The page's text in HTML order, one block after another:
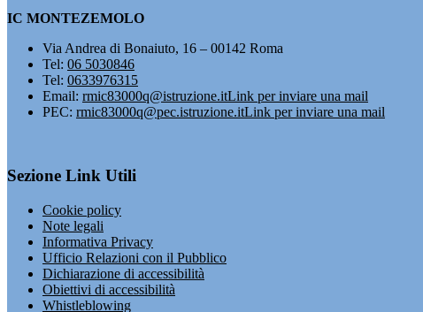
IC MONTEZEMOLO
Via Andrea di Bonaiuto, 16 – 00142 Roma
Tel: 06 5030846
Tel: 0633976315
Email: rmic83000q@istruzione.itLink per inviare una mail
PEC: rmic83000q@pec.istruzione.itLink per inviare una mail
Sezione Link Utili
Cookie policy
Note legali
Informativa Privacy
Ufficio Relazioni con il Pubblico
Dichiarazione di accessibilità
Obiettivi di accessibilità
Whistleblowing